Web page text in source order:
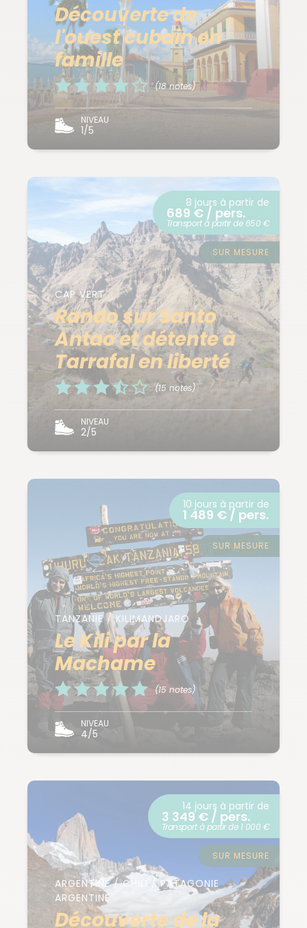
Découverte de
l'ouest cubain en
famille
(18 notes)
NIVEAU
1/5
CAP VERT
Rando sur Santo
Antao et détente à
Tarrafal en liberté
(15 notes)
NIVEAU
2/5
8 jours à partir de
689 € / pers.
Transport à partir de 650 €
SUR MESURE
TANZANIE / KILIMANDJARO
Le Kili par la
Machame
(15 notes)
NIVEAU
4/5
10 jours à partir de
1 489 € / pers.
SUR MESURE
ARGENTINE / CHILI / PATAGONIE
ARGENTINE
Découverte de la
14 jours à partir de
3 349 € / pers.
Transport à partir de 1 000 €
SUR MESURE